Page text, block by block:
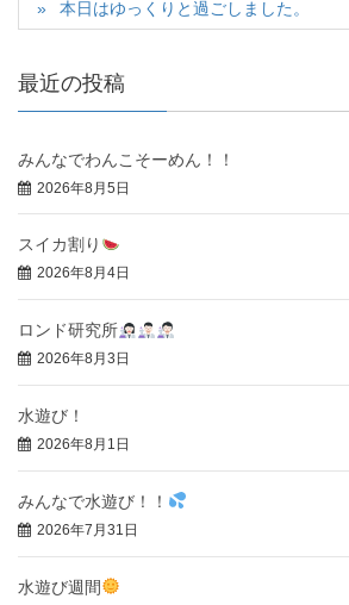
本日はゆっくりと過ごしました。
最近の投稿
みんなでわんこそーめん！！
2026年8月5日
スイカ割り
2026年8月4日
ロンド研究所
2026年8月3日
水遊び！
2026年8月1日
みんなで水遊び！！
2026年7月31日
水遊び週間